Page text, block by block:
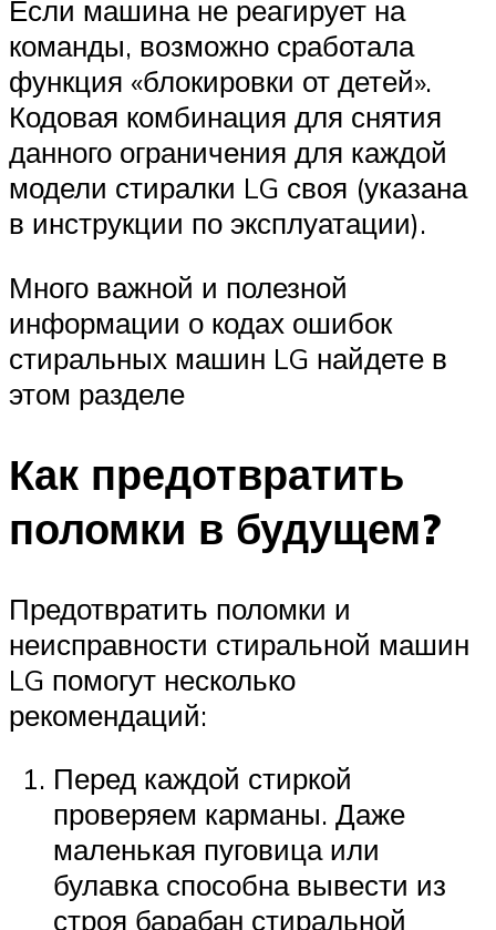
Если машина не реагирует на
команды, возможно сработала
функция «блокировки от детей».
Кодовая комбинация для снятия
данного ограничения для каждой
модели стиралки LG своя (указана
в инструкции по эксплуатации).
Много важной и полезной
информации о кодах ошибок
стиральных машин LG найдете в
этом разделе
Как предотвратить
поломки в будущем?
Предотвратить поломки и
неисправности стиральной машин
LG помогут несколько
рекомендаций:
Перед каждой стиркой
проверяем карманы. Даже
маленькая пуговица или
булавка способна вывести из
строя барабан стиральной